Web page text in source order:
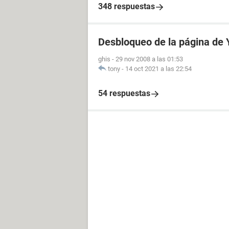
348 respuestas
Desbloqueo de la página de
ghis - 29 nov 2008 a las 01:53
tony - 14 oct 2021 a las 22:54
54 respuestas